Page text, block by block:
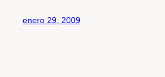
enero 29, 2009